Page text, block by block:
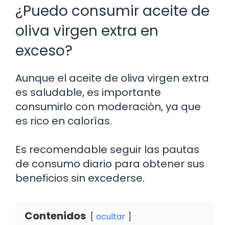
¿Puedo consumir aceite de
oliva virgen extra en
exceso?
Aunque el aceite de oliva virgen extra
es saludable, es importante
consumirlo con moderación, ya que
es rico en calorías.
Es recomendable seguir las pautas
de consumo diario para obtener sus
beneficios sin excederse.
Contenidos ocultar